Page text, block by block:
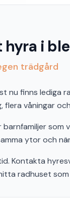
hyra i
trädgård
nu finns lediga
flera våningar
ytor och
Kontakta
radhuset